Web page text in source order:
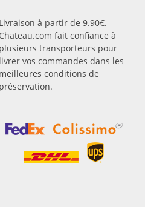
Livraison à partir de 9.90€.
Chateau.com fait confiance à
plusieurs transporteurs pour
livrer vos commandes dans les
meilleures conditions de
préservation.